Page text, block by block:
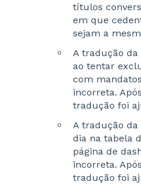
títulos
em que
sejam a
A tradução
ao tentar
com
incorreta.
tradução foi
A tradução
dia na tabela
página de
incorreta.
tradução foi